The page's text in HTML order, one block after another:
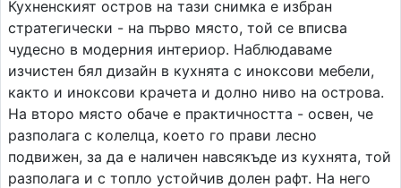
Кухненският остров на тази снимка е избран
стратегически - на първо място, той се вписва
чудесно в модерния интериор. Наблюдаваме
изчистен бял дизайн в кухнята с иноксови мебели,
както и иноксови крачета и долно ниво на острова.
На второ място обаче е практичността - освен, че
разполага с колелца, което го прави лесно
подвижен, за да е наличен навсякъде из кухнята, той
разполага и с топло устойчив долен рафт. На него